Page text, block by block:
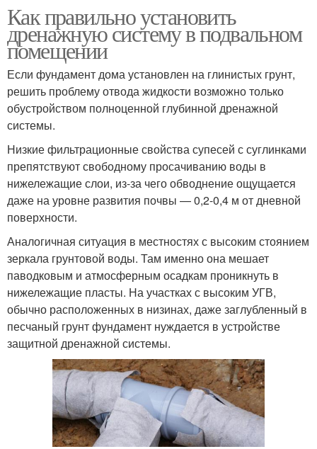
Как правильно установить
дренажную систему в подвальном
помещении
Если фундамент дома установлен на глинистых грунт,
решить проблему отвода жидкости возможно только
обустройством полноценной глубинной дренажной
системы.
Низкие фильтрационные свойства супесей с суглинками
препятствуют свободному просачиванию воды в
нижележащие слои, из-за чего обводнение ощущается
даже на уровне развития почвы — 0,2-0,4 м от дневной
поверхности.
Аналогичная ситуация в местностях с высоким стоянием
зеркала грунтовой воды. Там именно она мешает
паводковым и атмосферным осадкам проникнуть в
нижележащие пласты. На участках с высоким УГВ,
обычно расположенных в низинах, даже заглубленный в
песчаный грунт фундамент нуждается в устройстве
защитной дренажной системы.